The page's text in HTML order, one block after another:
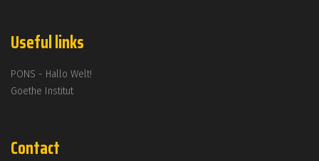
Useful links
PONS - Hallo Welt!
Goethe Institut
Contact